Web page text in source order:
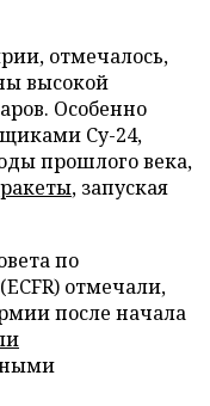
отмечалось,
высокой
Особенно
Су-24,
прошлого века,
, запуская
по
отмечали,
после начала